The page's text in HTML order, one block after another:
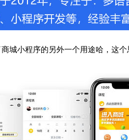
城小程序的另外一个用途哈，这